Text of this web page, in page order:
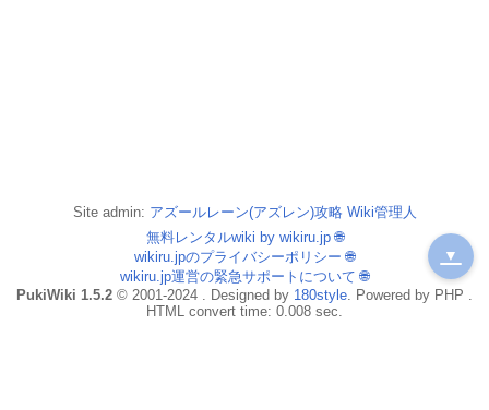
Site admin: アズールレーン(アズレン)攻略 Wiki管理人
無料レンタルwiki by wikiru.jp🌐
wikiru.jpのプライバシーポリシー 🌐
wikiru.jp運営の緊急サポートについて 🌐
PukiWiki 1.5.2 © 2001-2024 . Designed by 180style. Powered by PHP .
HTML convert time: 0.008 sec.
▼